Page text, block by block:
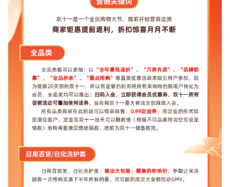
增长俱乐部 有赞商盟
合作共进
入驻有赞 认证代理商
认证服务商 设计服务商